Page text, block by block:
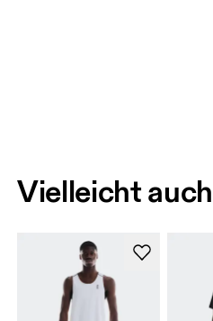
Vielleicht